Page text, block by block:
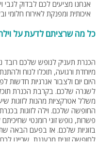
אנחנו מציעים לכם לבדוק לגבי
איכותית ומפנקת לאירוח חלומי
כל מה שרציתם לדעת על
הכנרת תעניק לנופש שלכם רובד
מיוחדת ורגועה, תוכלו לנוח
היום יום ולצבור אנרגיות חדשות
לשגרה שלכם. בקרבת הכנרת
משלל אטרקציות מהנות לזוגות
החופשה שלכם. וילה לזוגות
פשרות, נופש זוגי רומנטי
בזוגיות שלכם. אז בפעם הבאה
לחופשה זוגית מרעננת, שריינו